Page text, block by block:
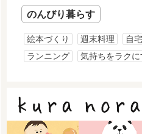
のんびり暮らす
絵本づくり 週末料理
自
ランニング
気持ちをラクに